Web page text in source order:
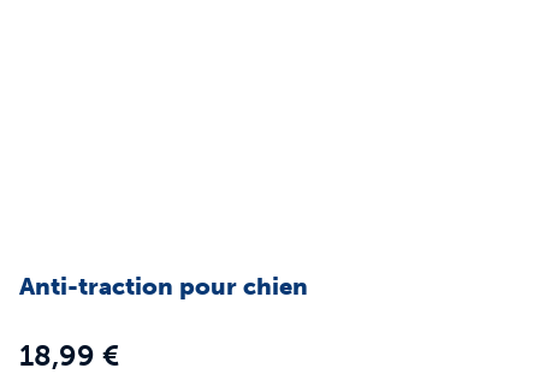
Anti-traction pour chien
18,99 €